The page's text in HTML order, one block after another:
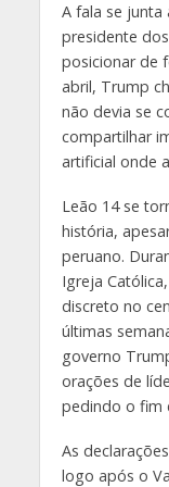
A fala se junta
presidente
posicionar de
abril, Trump
não devia se
compartilhar
artificial onde
Leão 14 se
história,
peruano.
Igreja
discreto no
últimas
governo
orações de
pedindo o fim
As
logo após o